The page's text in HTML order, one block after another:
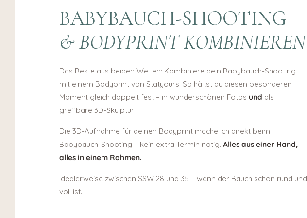
BABYBAUCH-SHOOTING
& BODYPRINT KOMBINIEREN
Das Beste aus beiden Welten: Kombiniere dein Babybauch-Shooting
mit einem Bodyprint von Statyours. So hältst du diesen besonderen
Moment gleich doppelt fest – in wunderschönen Fotos und als
greifbare 3D-Skulptur.
Die 3D-Aufnahme für deinen Bodyprint mache ich direkt beim
Babybauch-Shooting – kein extra Termin nötig. Alles aus einer Hand,
alles in einem Rahmen.
Idealerweise zwischen SSW 28 und 35 – wenn der Bauch schön rund und
voll ist.